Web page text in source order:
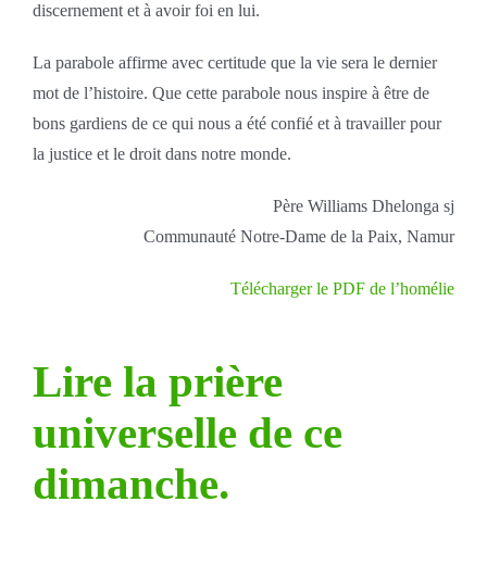
discernement et à avoir foi en lui.
La parabole affirme avec certitude que la vie sera le dernier
mot de l’histoire. Que cette parabole nous inspire à être de
bons gardiens de ce qui nous a été confié et à travailler pour
la justice et le droit dans notre monde.
Père Williams Dhelonga sj
Communauté Notre-Dame de la Paix, Namur
Télécharger le PDF de l’homélie
Lire la prière
universelle de ce
dimanche.